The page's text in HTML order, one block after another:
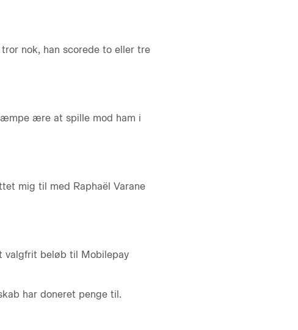
nok, han scorede to eller tre
ære at spille mod ham i
mig til med Raphaël Varane
valgfrit beløb til Mobilepay
har doneret penge til.